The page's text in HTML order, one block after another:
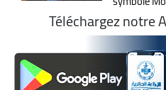
Téléchargez notre